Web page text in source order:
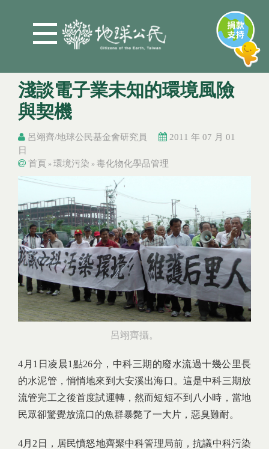
淺談電子業未知的環境風險
與契機
呂翊齊/地球公民基金會研究員
2011 年 07 月 01
日
您在這裡
首頁 » 環境污染 » 毒化物化學品管理
您在這裡
呂翊齊攝。
4月1日凌晨1點26分，中科三期的廢水流過十幾公里長
的水泥管，悄悄地來到大安溪出海口。這是中科三期放
流管完工之後首度試運轉，然而短短不到八小時，當地
民眾卻驚覺放流口的魚群暴斃了一大片，惡臭難耐。
4月2日，居民憤怒地齊聚中科管理局前，抗議中科污染